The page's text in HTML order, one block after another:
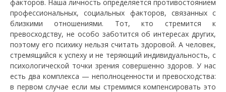
факторов. Наша личность определяется противостоянием
профессиональных, социальных факторов, связанных с
близкими отношениями. Тот, кто стремится к
превосходству, не особо заботится об интересах других,
поэтому его психику нельзя считать здоровой. А человек,
стремящийся к успеху и не теряющий индивидуальность, с
психологической точки зрения совершенно здоров. У нас
есть два комплекса — неполноценности и превосходства:
в первом случае если мы стремимся компенсировать это